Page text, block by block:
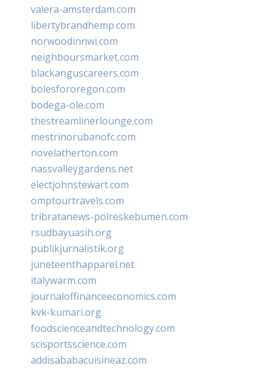
valera-amsterdam.com
libertybrandhemp.com
norwoodinnwi.com
neighboursmarket.com
blackanguscareers.com
bolesfororegon.com
bodega-ole.com
thestreamlinerlounge.com
mestrinorubanofc.com
novelatherton.com
nassvalleygardens.net
electjohnstewart.com
omptourtravels.com
tribratanews-polreskebumen.com
rsudbayuasih.org
publikjurnalistik.org
juneteenthapparel.net
italywarm.com
journaloffinanceeconomics.com
kvk-kumari.org
foodscienceandtechnology.com
scisportsscience.com
addisababacuisineaz.com